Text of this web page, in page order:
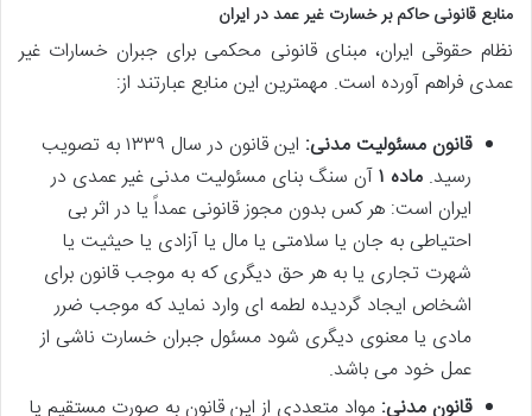
منابع قانونی حاکم بر خسارت غیر عمد در ایران
نظام حقوقی ایران، مبنای قانونی محکمی برای جبران خسارات غیر
عمدی فراهم آورده است. مهمترین این منابع عبارتند از:
قانون مسئولیت مدنی:
این قانون در سال ۱۳۳۹ به تصویب
رسید. ماده ۱ آن سنگ بنای مسئولیت مدنی غیر عمدی در
ایران است: هر کس بدون مجوز قانونی عمداً یا در اثر بی
احتیاطی به جان یا سلامتی یا مال یا آزادی یا حیثیت یا
شهرت تجاری یا به هر حق دیگری که به موجب قانون برای
اشخاص ایجاد گردیده لطمه ای وارد نماید که موجب ضرر
مادی یا معنوی دیگری شود مسئول جبران خسارت ناشی از
عمل خود می باشد.
قانون مدنی: مواد متعددی از این قانون به صورت مستقیم یا